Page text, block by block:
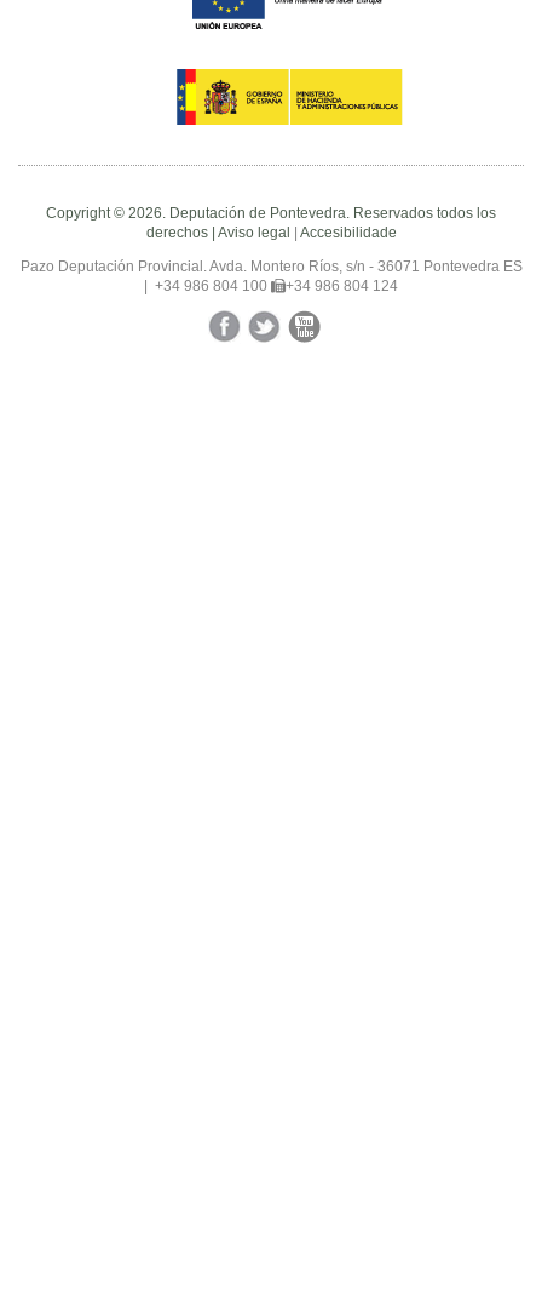
Copyright © 2026. Deputación de Pontevedra. Reservados todos los
derechos | Aviso legal | Accesibilidade
Pazo Deputación Provincial. Avda. Montero Ríos, s/n - 36071 Pontevedra ES
| +34 986 804 100
+34 986 804 124
FacebookTwitterYouTube